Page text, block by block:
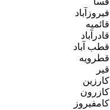
فیروزآباد
قائمیه
قادرآباد
قطب آباد
قطرویه
قیر
کارزین
کازرون
کامفیروز